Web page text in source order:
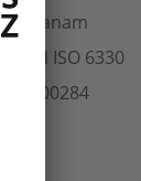
Planam
EN ISO 6330
300.00284